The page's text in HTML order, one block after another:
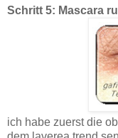
Schritt 5: Mascara
ich habe zuerst die